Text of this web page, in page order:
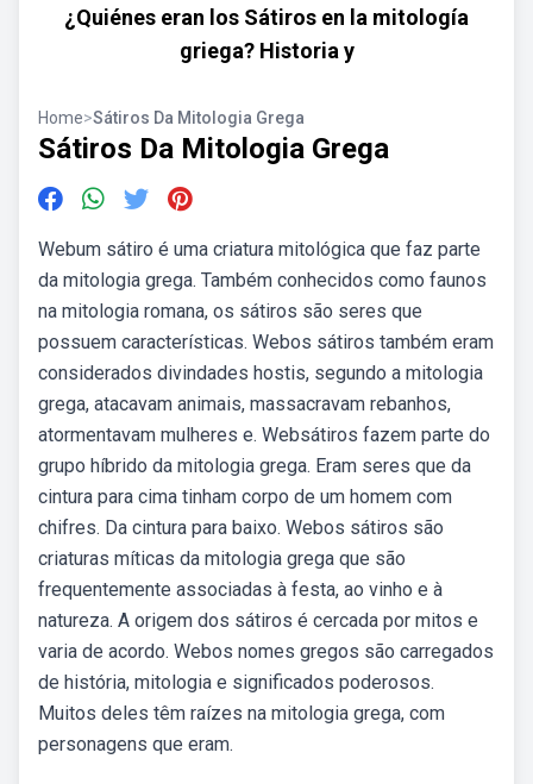
¿Quiénes eran los Sátiros en la mitología
griega? Historia y
Home>Sátiros Da Mitologia Grega
Sátiros Da Mitologia Grega
Webum sátiro é uma criatura mitológica que faz parte
da mitologia grega. Também conhecidos como faunos
na mitologia romana, os sátiros são seres que
possuem características. Webos sátiros também eram
considerados divindades hostis, segundo a mitologia
grega, atacavam animais, massacravam rebanhos,
atormentavam mulheres e. Websátiros fazem parte do
grupo híbrido da mitologia grega. Eram seres que da
cintura para cima tinham corpo de um homem com
chifres. Da cintura para baixo. Webos sátiros são
criaturas míticas da mitologia grega que são
frequentemente associadas à festa, ao vinho e à
natureza. A origem dos sátiros é cercada por mitos e
varia de acordo. Webos nomes gregos são carregados
de história, mitologia e significados poderosos.
Muitos deles têm raízes na mitologia grega, com
personagens que eram.